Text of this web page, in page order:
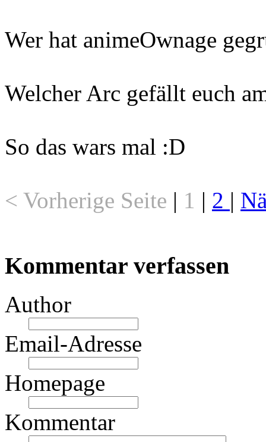
Wer hat animeOwnage
Welcher Arc gefällt euch
So das wars mal :D
< Vorherige Seite | 1 | 2 |
Kommentar verfassen
Author
Email-Adresse
Homepage
Kommentar